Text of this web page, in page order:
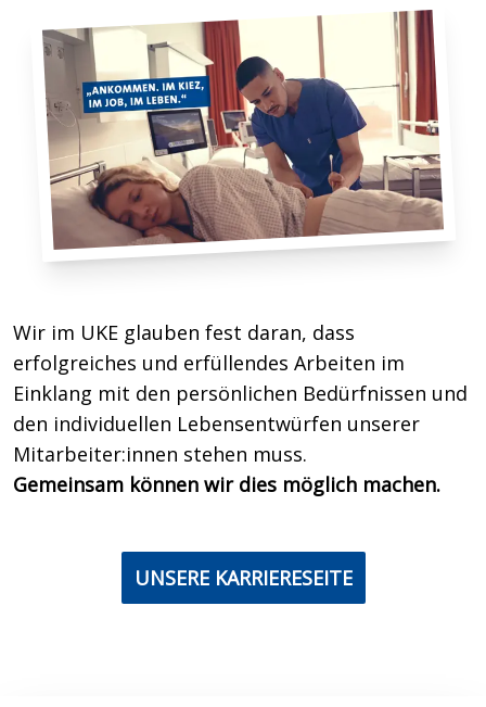
Wir im UKE glauben fest daran, dass
erfolgreiches und erfüllendes Arbeiten im
Einklang mit den persönlichen Bedürfnissen und
den individuellen Lebensentwürfen unserer
Mitarbeiter:innen stehen muss.
Gemeinsam können wir dies möglich machen.
UNSERE KARRIERESEITE